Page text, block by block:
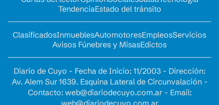
TendenciaEstado del tránsito
ClasificadosInmueblesAutomotoresEmpleosServicios
Avisos Fúnebres y MisasEdictos
Diario de Cuyo - Fecha de Inicio: 11/2003 - Dirección:
Av. Alem Sur 1639. Esquina Lateral de Circunvalación -
Contacto: web@diariodecuyo.com.ar- Email: